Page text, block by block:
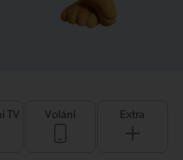
TV Volání Extra